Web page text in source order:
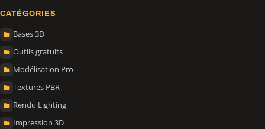
CATÉGORIES
Bases 3D
Outils gratuits
Modélisation Pro
Textures PBR
Rendu Lighting
Impression 3D